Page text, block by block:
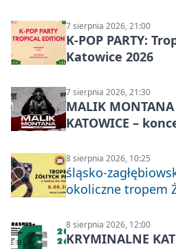
7 sierpnia 2026, 21:00
K-POP PARTY:
Katowice 2026
7 sierpnia 2026, 21:30
MALIK MONTANA
KATOWICE –
8 sierpnia 2026, 10:25
śląsko-
okoliczne tropem
8 sierpnia 2026, 12:00
KRYMINALNE